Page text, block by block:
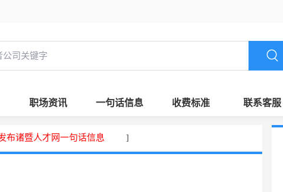
职场资讯 一句话信息 收费标准 联系客服
布诸暨人才网一句话信息 ]